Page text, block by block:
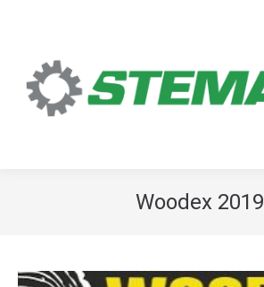
Woodex 2019